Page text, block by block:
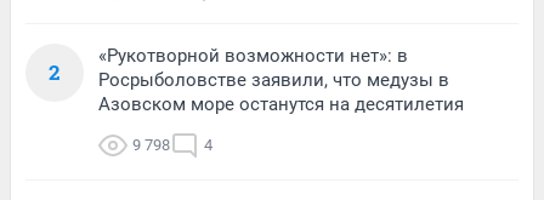
2
«Рукотворной возможности нет»: в
Росрыболовстве заявили, что медузы в
Азовском море останутся на десятилетия
9 798 4